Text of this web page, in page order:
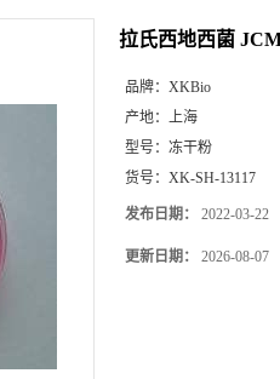
拉氏西地西菌
品牌： XKBio
产地： 上海
型号： 冻干粉
货号： XK-SH-13117
发布日期： 2022-03-22
更新日期： 2026-08-07